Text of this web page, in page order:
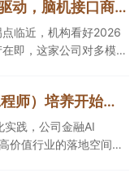
【电报解读】政策、临床、技术密集驱动，脑机接口商业化拐点临近，机构看好2026年是植入式脑机接口量产元年，国产产线或投产在即，这家公司对多模态人机交互系统集成关键技术进行了研发
临近，机构看好2026
即，这家公司对多模态
【风口研报·公司】FDE（前沿部署工程师）培养开始走向体系化实践，公司金融AIAgent工作流平台可提供FDE专项支持，打开了高价值行业的落地空间；另有公司兼具成长强确定性、低估值、高股息属性
践，公司金融AI
价值行业的落地空间；